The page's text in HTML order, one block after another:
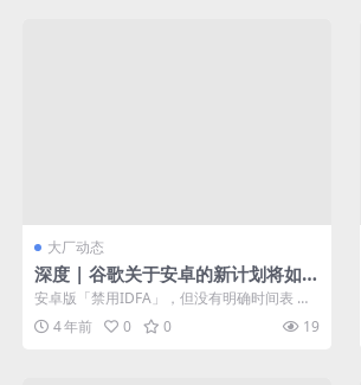
大厂动态
深度 | 谷歌关于安卓的新计划将如何
冲击广告业？像苹果那样？
安卓版「禁用IDFA」，但没有明确时间表 去
年4月，苹果在iOS 14.5中强制...
4 年前 0 0 19